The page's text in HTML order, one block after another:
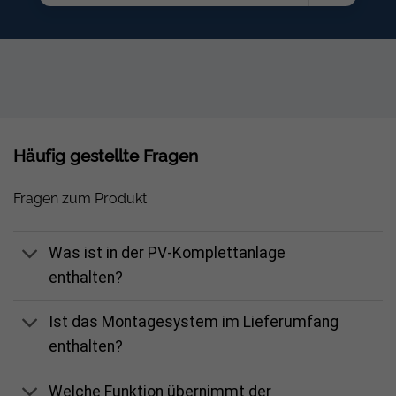
1x Growatt Smart Meter TPM-C
1x Growatt ShineWiLan-X2 Datenlogger Monitoring
Optional: 0-4x Growatt Speichermodul APX 5.0P-B1 (5 –
Mit Speicher:
1x Growatt APX Batterie Basis Grundfuß
Häufig gestellte Fragen
Fragen zum Produkt
Was ist in der PV-Komplettanlage
enthalten?
Ist das Montagesystem im Lieferumfang
enthalten?
Welche Funktion übernimmt der